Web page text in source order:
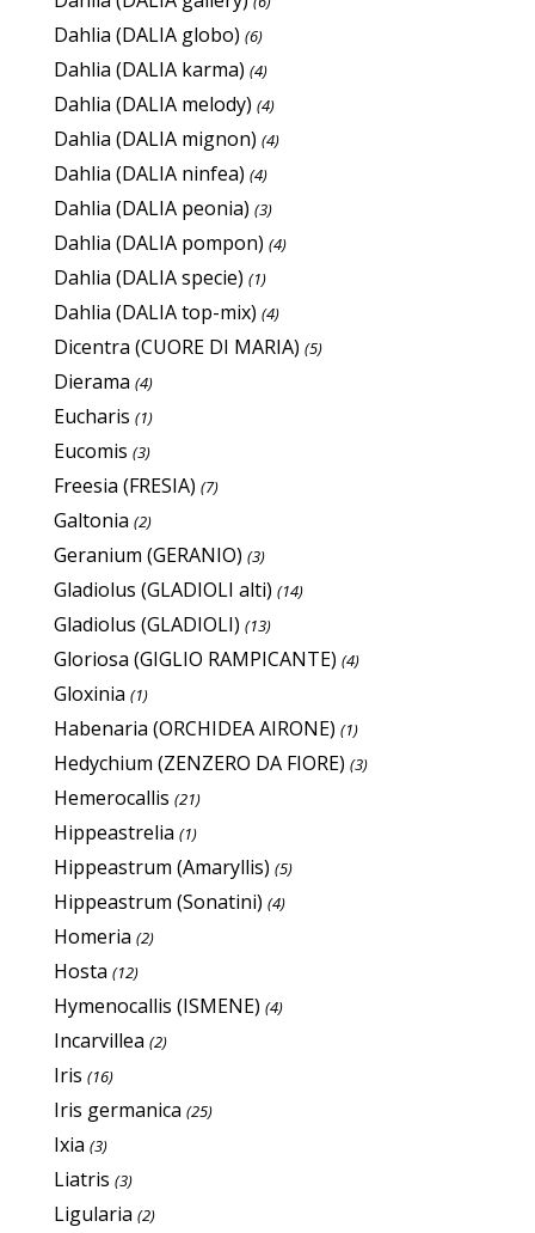
Dahlia (DALIA globo) (6)
Dahlia (DALIA karma) (4)
Dahlia (DALIA melody) (4)
Dahlia (DALIA mignon) (4)
Dahlia (DALIA ninfea) (4)
Dahlia (DALIA peonia) (3)
Dahlia (DALIA pompon) (4)
Dahlia (DALIA specie) (1)
Dahlia (DALIA top-mix) (4)
Dicentra (CUORE DI MARIA) (5)
Dierama (4)
Eucharis (1)
Eucomis (3)
Freesia (FRESIA) (7)
Galtonia (2)
Geranium (GERANIO) (3)
Gladiolus (GLADIOLI alti) (14)
Gladiolus (GLADIOLI) (13)
Gloriosa (GIGLIO RAMPICANTE) (4)
Gloxinia (1)
Habenaria (ORCHIDEA AIRONE) (1)
Hedychium (ZENZERO DA FIORE) (3)
Hemerocallis (21)
Hippeastrelia (1)
Hippeastrum (Amaryllis) (5)
Hippeastrum (Sonatini) (4)
Homeria (2)
Hosta (12)
Hymenocallis (ISMENE) (4)
Incarvillea (2)
Iris (16)
Iris germanica (25)
Ixia (3)
Liatris (3)
Ligularia (2)